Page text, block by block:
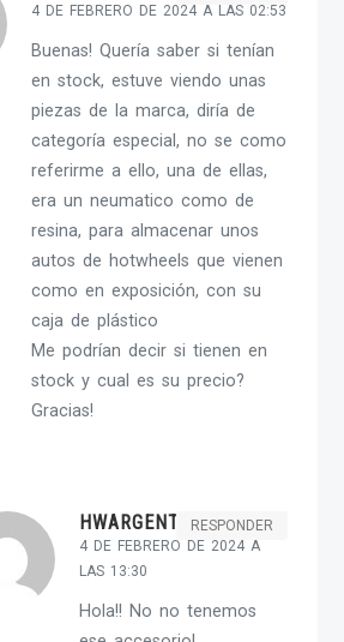
4 DE FEBRERO DE 2024 A LAS 02:53
Buenas! Quería saber si tenían
en stock, estuve viendo unas
piezas de la marca, diría de
categoría especial, no se como
referirme a ello, una de ellas,
era un neumatico como de
resina, para almacenar unos
autos de hotwheels que vienen
como en exposición, con su
caja de plástico
Me podrían decir si tienen en
stock y cual es su precio?
Gracias!
HWARGENT-ADMIN
4 DE FEBRERO DE 2024 A
LAS 13:30
RESPONDER
Hola!! No no tenemos